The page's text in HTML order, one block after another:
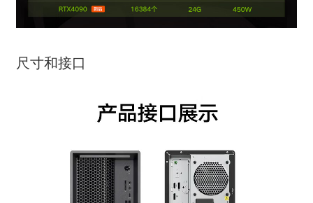
尺寸和接口